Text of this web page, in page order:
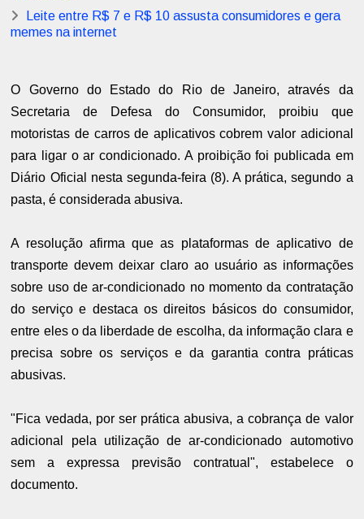
Leite entre R$ 7 e R$ 10 assusta consumidores e gera
memes na internet
O Governo do Estado do Rio de Janeiro, através da
Secretaria de Defesa do Consumidor, proibiu que
motoristas de carros de aplicativos cobrem valor adicional
para ligar o ar condicionado. A proibição foi publicada em
Diário Oficial nesta segunda-feira (8). A prática, segundo a
pasta, é considerada abusiva.
A resolução afirma que as plataformas de aplicativo de
transporte devem deixar claro ao usuário as informações
sobre uso de ar-condicionado no momento da contratação
do serviço e destaca os direitos básicos do consumidor,
entre eles o da liberdade de escolha, da informação clara e
precisa sobre os serviços e da garantia contra práticas
abusivas.
"Fica vedada, por ser prática abusiva, a cobrança de valor
adicional pela utilização de ar-condicionado automotivo
sem a expressa previsão contratual", estabelece o
documento.